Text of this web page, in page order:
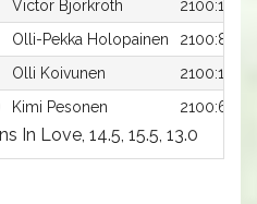
Victor Björkroth
2100:12
Olli-Pekka Holopainen
2100:8
Olli Koivunen
2100:11
Kimi Pesonen 2100:6
In Love, 14.5, 15.5, 13.0